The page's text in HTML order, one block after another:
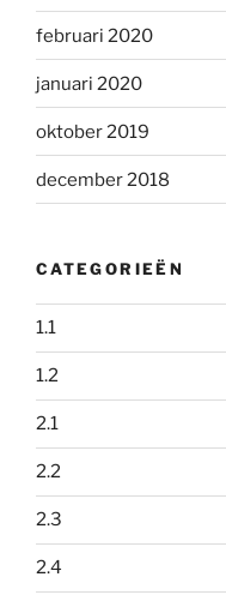
februari 2020
januari 2020
oktober 2019
december 2018
CATEGORIEËN
1.1
1.2
2.1
2.2
2.3
2.4